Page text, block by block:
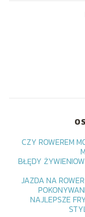
CZY ROWEREM
BŁĘDY
JAZDA NA
NAJLEPSZE